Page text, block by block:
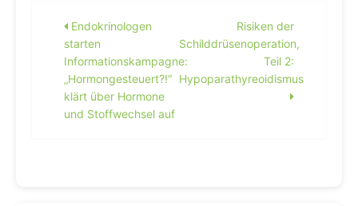
Beitragsnavigation
Endokrinologen
starten
Informationskampagne:
„Hormongesteuert?!“
klärt über Hormone
und Stoffwechsel auf
Risiken der
Schilddrüsenoperation,
Teil 2:
Hypoparathyreoidismus